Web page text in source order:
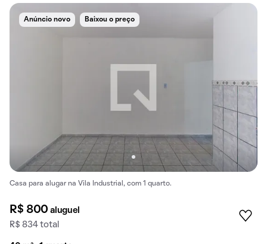
Anúncio novo Baixou o preço
Casa para alugar na Vila Industrial, com 1 quarto.
R$ 800aluguel
R$ 834 total